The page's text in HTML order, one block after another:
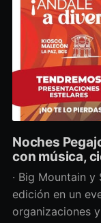
Noches
con música,
· Big Mountain
edición en un
organizaciones y